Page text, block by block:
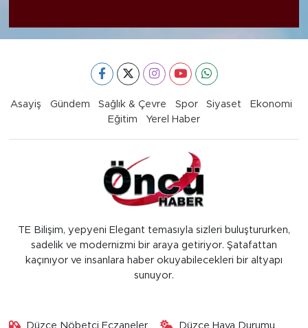
Asayiş Gündem Sağlık & Çevre Spor Siyaset
Ekonomi
Eğitim
Yerel Haber
TE Bilişim, yepyeni Elegant temasıyla sizleri buluştururken,
sadelik ve modernizmi bir araya getiriyor. Şatafattan
kaçınıyor ve insanlara haber okuyabilecekleri bir altyapı
sunuyor.
Düzce Nöbetçi Eczaneler Düzce Hava Durumu